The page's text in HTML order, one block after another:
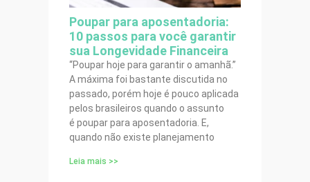
Poupar para aposentadoria:
10 passos para você garantir
sua Longevidade Financeira
“Poupar hoje para garantir o amanhã.”
A máxima foi bastante discutida no
passado, porém hoje é pouco aplicada
pelos brasileiros quando o assunto
é poupar para aposentadoria. E,
quando não existe planejamento
Leia mais >>